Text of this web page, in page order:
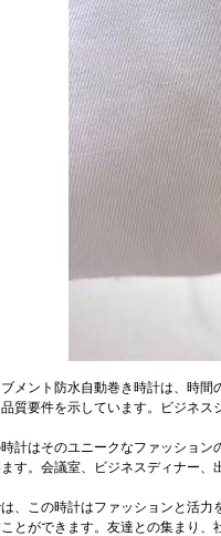
メント防水自動巻き時計は、時
質要件を示しています。ビジネ
計はそのユニークなファッショ
す。会議室、ビジネスディナー、
、この時計はファッションと活
とができます。友達との集まり